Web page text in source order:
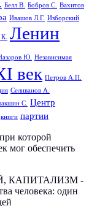
Белл В. Бобров С.
Вахитов
Ивашов Л.Г. Изборский
Ленин
Ю. Независимая
век Петров А.П.
Селиванов А.
С.
Центр
книги партии
которой
мог обеспечить
КАПИТАЛИЗМ -
человека: один